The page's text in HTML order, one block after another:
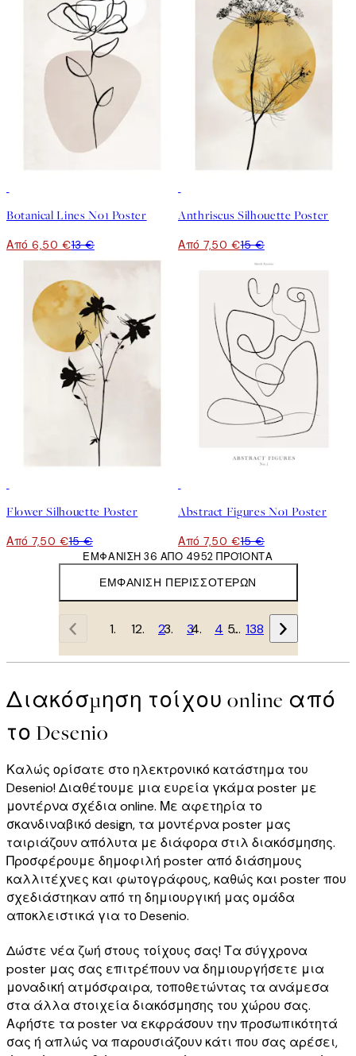
Botanical Lines No1 Poster
Από 6,50 €13 €
Anthriscus Silhouette Poster
Από 7,50 €15 €
Flower Silhouette Poster
Από 7,50 €15 €
Abstract Figures No1 Poster
Από 7,50 €15 €
ΕΜΦΆΝΙΣΗ ΠΕΡΙΣΣΌΤΕΡΩΝ
ΕΜΦΆΝΙΣΗ 36 ΑΠΌ 4952 ΠΡΟΪΌΝΤΑ
1 2 3 4 … 138
Διακόσμηση τοίχου online από
το Desenio
Καλώς ορίσατε στο ηλεκτρονικό κατάστημα του
Desenio! Διαθέτουμε μια ευρεία γκάμα poster με
μοντέρνα σχέδια online. Με αφετηρία το
σκανδιναβικό design, τα μοντέρνα poster μας
ταιριάζουν απόλυτα με διάφορα στιλ διακόσμησης.
Προσφέρουμε δημοφιλή poster από διάσημους
καλλιτέχνες και φωτογράφους, καθώς και poster που
σχεδιάστηκαν από τη δημιουργική μας ομάδα
αποκλειστικά για το Desenio.
Δώστε νέα ζωή στους τοίχους σας! Τα σύγχρονα
poster μας σας επιτρέπουν να δημιουργήσετε μια
μοναδική ατμόσφαιρα, τοποθετώντας τα ανάμεσα
στα άλλα στοιχεία διακόσμησης του χώρου σας.
Αφήστε τα poster να εκφράσουν την προσωπικότητά
σας ή απλώς να παρουσιάζουν κάτι που σας αρέσει,